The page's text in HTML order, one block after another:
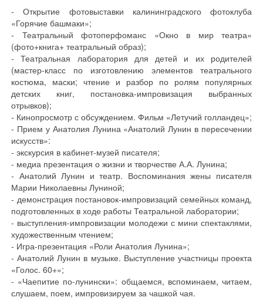
- Открытие фотовыставки калининградского фотоклуба
«Горячие башмаки»;
- Театральный фотоперфоманс «Окно в мир театра»
(фото+книга+ театральный образ);
- Театральная лаборатория для детей и их родителей
(мастер-класс по изготовлению элементов театрального
костюма, маски; чтение и разбор по ролям популярных
детских книг, постановка-импровизация выбранных
отрывков);
- Кинопросмотр с обсуждением. Фильм «Летучий голландец»;
- Прием у Анатолия Лунина «Анатолий Лунин в пересечении
искусств»:
- экскурсия в кабинет-музей писателя;
- медиа презентация о жизни и творчестве А.А. Лунина;
- Анатолий Лунин и театр. Воспоминания жены писателя
Марии Николаевны Луниной;
- демонстрация постановок-импровизаций семейных команд,
подготовленных в ходе работы Театральной лаборатории;
- выступления-импровизации молодежи с мини спектаклями,
художественным чтением;
- Игра-презентация «Роли Анатолия Лунина»;
- Анатолий Лунин в музыке. Выступление участницы проекта
«Голос. 60+»;
- «Чаепитие по-лунински»: общаемся, вспоминаем, читаем,
слушаем, поем, импровизируем за чашкой чая.